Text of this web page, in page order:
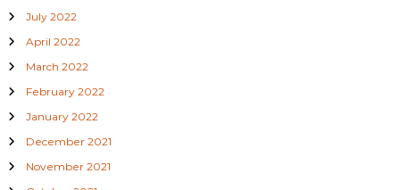
July 2022
April 2022
March 2022
February 2022
January 2022
December 2021
November 2021